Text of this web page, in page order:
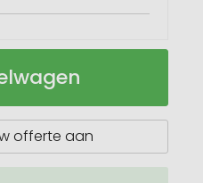
offerte aan